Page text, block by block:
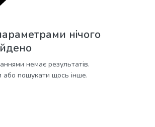
нічого
немає результатів.
або пошукати щось інше.